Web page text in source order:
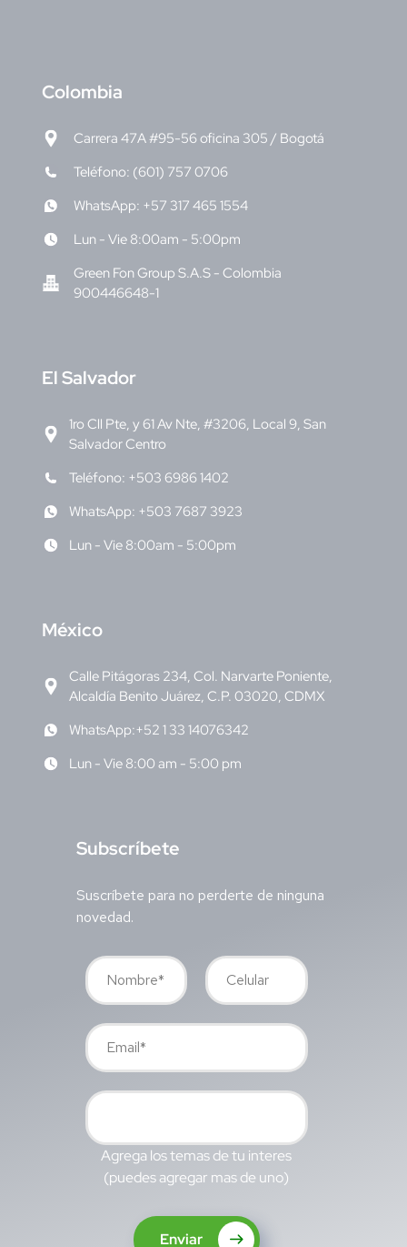
Colombia
Carrera 47A #95-56 oficina 305 / Bogotá
Teléfono: (601) 757 0706
WhatsApp: +57 317 465 1554
Lun - Vie 8:00am - 5:00pm
Green Fon Group S.A.S - Colombia
900446648-1
El Salvador
1ro Cll Pte, y 61 Av Nte, #3206, Local 9, San
Salvador Centro
Teléfono: +503 6986 1402
WhatsApp: +503 7687 3923
Lun - Vie 8:00am - 5:00pm
México
Calle Pitágoras 234, Col. Narvarte Poniente,
Alcaldía Benito Juárez, C.P. 03020, CDMX
WhatsApp:+52 1 33 14076342
Lun - Vie 8:00 am - 5:00 pm
Subscríbete
Suscríbete para no perderte de ninguna
novedad.
Agrega los temas de tu interes
(puedes agregar mas de uno)
Enviar